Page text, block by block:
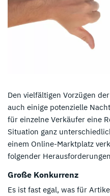
Den vielfältigen Vorzügen
auch einige potenzielle
für einzelne Verkäufer eine
Situation ganz
einem Online-Marktplatz
folgender
Große Konkurrenz
Es ist fast egal, was für